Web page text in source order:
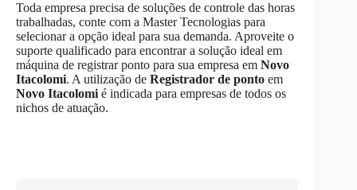
Toda empresa precisa de soluções de controle das horas
trabalhadas, conte com a Master Tecnologias para
selecionar a opção ideal para sua demanda. Aproveite o
suporte qualificado para encontrar a solução ideal em
máquina de registrar ponto para sua empresa em Novo
Itacolomi. A utilização de Registrador de ponto em
Novo Itacolomi é indicada para empresas de todos os
nichos de atuação.